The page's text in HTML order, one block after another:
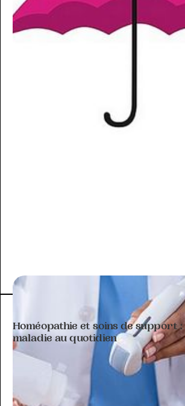
ARTICLE À THÉMATIQUE
Homéopathie et soins de support
maladie au quotidien